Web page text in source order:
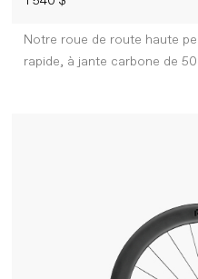
Notre roue de route haute
rapide, à jante carbone de